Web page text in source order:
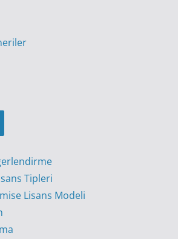
Tipleri
Lisans Modeli